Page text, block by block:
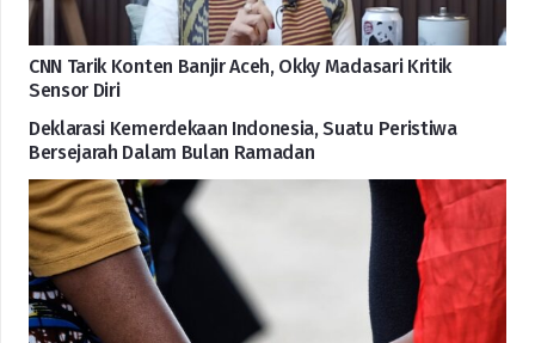
CNN Tarik Konten Banjir Aceh, Okky Madasari Kritik
Sensor Diri
Deklarasi Kemerdekaan Indonesia, Suatu Peristiwa
Bersejarah Dalam Bulan Ramadan